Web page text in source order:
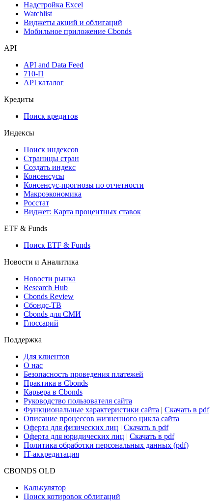
Надстройка Excel
Watchlist
Виджеты акций и облигаций
Мобильное приложение Cbonds
API
API and Data Feed
710-П
API каталог
Кредиты
Поиск кредитов
Индексы
Поиск индексов
Страницы стран
Создать индекс
Консенсусы
Консенсус-прогнозы по отчетности
Макроэкономика
Росстат
Виджет: Карта процентных ставок
ETF & Funds
Поиск ETF & Funds
Новости и Аналитика
Новости рынка
Research Hub
Cbonds Review
Сбондс-ТВ
Cbonds для СМИ
Глоссарий
Поддержка
Для клиентов
О нас
Безопасность проведения платежей
Практика в Cbonds
Карьера в Cbonds
Руководство пользователя сайта
Функциональные характеристики сайта | Скачать в pdf
Описание процессов жизненного цикла сайта
Оферта для физических лиц | Скачать в pdf
Оферта для юридических лиц | Скачать в pdf
Политика обработки персональных данных (pdf)
IT-аккредитация
CBONDS OLD
Калькулятор
Поиск котировок облигаций